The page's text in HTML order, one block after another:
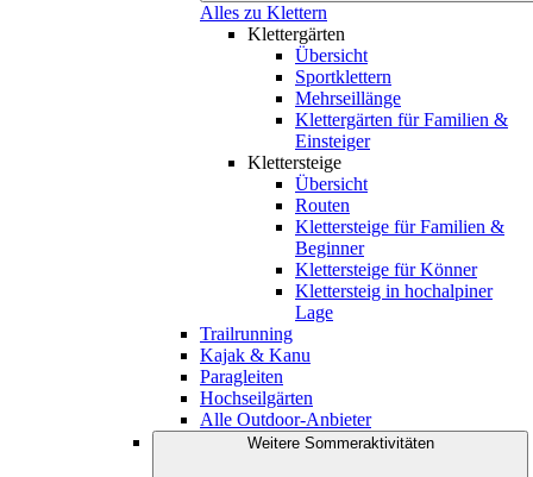
Alles zu Klettern
Klettergärten
Übersicht
Sportklettern
Mehrseillänge
Klettergärten für Familien &
Einsteiger
Klettersteige
Übersicht
Routen
Klettersteige für Familien &
Beginner
Klettersteige für Könner
Klettersteig in hochalpiner
Lage
Trailrunning
Kajak & Kanu
Paragleiten
Hochseilgärten
Alle Outdoor-Anbieter
Weitere Sommeraktivitäten